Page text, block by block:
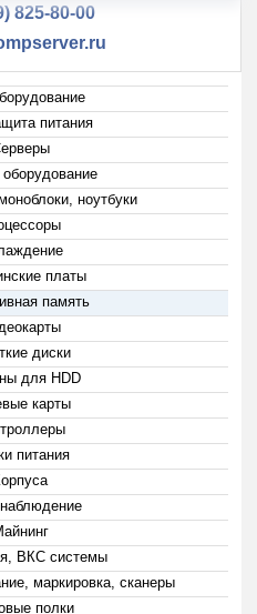
825-80-00
питания
ноутбуки
платы
память
диски
для HDD
карты
питания
ВКС системы
маркировка, сканеры
полки